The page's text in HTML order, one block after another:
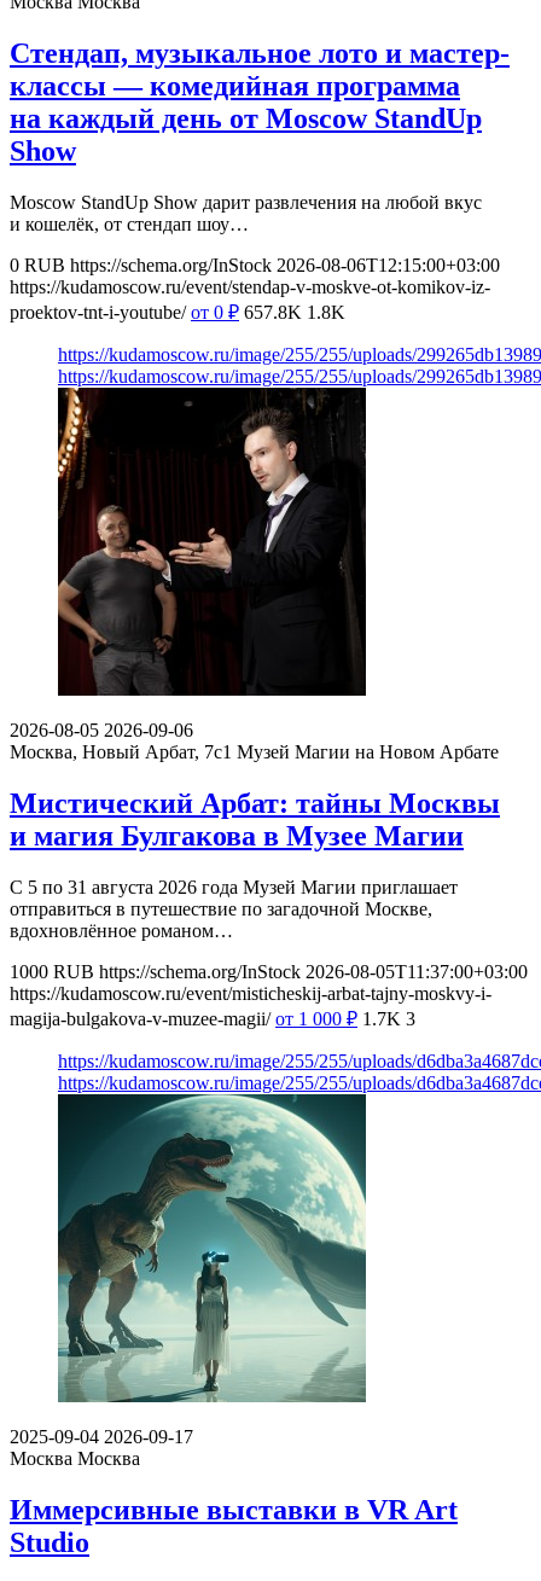
Стендап, музыкальное лото и мастер-
классы — комедийная программа
на каждый день от Moscow StandUp
Show
Moscow StandUp Show дарит развлечения на любой вкус
и кошелёк, от стендап шоу…
0 RUB https://schema.org/InStock 2026-08-06T12:15:00+03:00
https://kudamoscow.ru/event/stendap-v-moskve-ot-komikov-iz-
proektov-tnt-i-youtube/ от 0 ₽ 657.8K 1.8K
https://kudamoscow.ru/image/255/255/uploads/
https://kudamoscow.ru/image/255/255/uploads/
2026-08-05 2026-09-06
Москва, Новый Арбат, 7с1 Музей Магии на Новом Арбате
Мистический Арбат: тайны Москвы
и магия Булгакова в Музее Магии
С 5 по 31 августа 2026 года Музей Магии приглашает
отправиться в путешествие по загадочной Москве,
вдохновлённое романом…
1000 RUB https://schema.org/InStock 2026-08-05T11:37:00+03:00
https://kudamoscow.ru/event/misticheskij-arbat-tajny-moskvy-i-
magija-bulgakova-v-muzee-magii/ от 1 000 ₽ 1.7K 3
https://kudamoscow.ru/image/255/255/uploads/
https://kudamoscow.ru/image/255/255/uploads/
2025-09-04 2026-09-17
Москва Москва
Иммерсивные выставки в VR Art
Studio